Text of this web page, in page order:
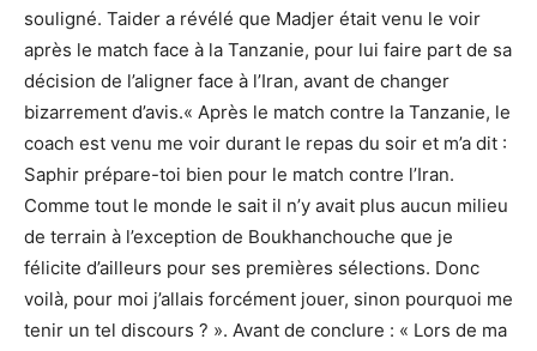
souligné. Taider a révélé que Madjer était venu le voir
après le match face à la Tanzanie, pour lui faire part de sa
décision de l’aligner face à l’Iran, avant de changer
bizarrement d’avis.« Après le match contre la Tanzanie, le
coach est venu me voir durant le repas du soir et m’a dit :
Saphir prépare-toi bien pour le match contre l’Iran.
Comme tout le monde le sait il n’y avait plus aucun milieu
de terrain à l’exception de Boukhanchouche que je
félicite d’ailleurs pour ses premières sélections. Donc
voilà, pour moi j’allais forcément jouer, sinon pourquoi me
tenir un tel discours ? ». Avant de conclure : « Lors de ma